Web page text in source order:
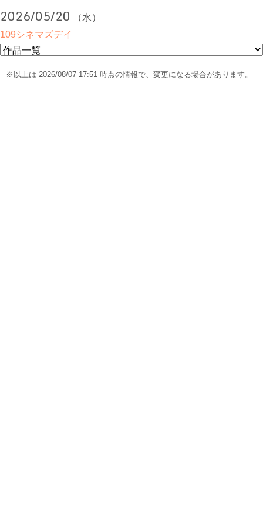
2026/05/20
（水）
109シネマズデイ
※以上は 2026/08/07 17:51 時点の情報で、変更になる場合があります。